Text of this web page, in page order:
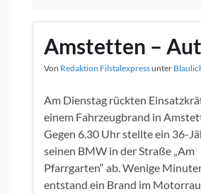
Amstetten –
Von Redaktion Filstalexpressunter
Am Dienstag rückten
einem Fahrzeugbrand in
Gegen 6.30 Uhr stellte ein 36-
seinen BMW in der Straße „Am
Pfarrgarten“ ab. Wenige
entstand ein Brand im